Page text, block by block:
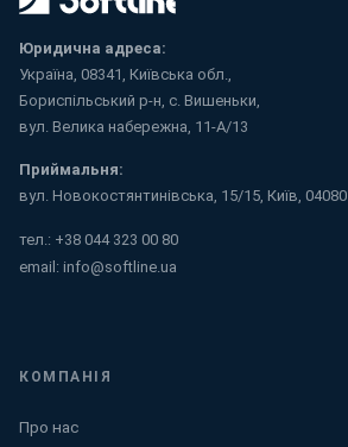
Юридична адреса:
Україна, 08341, Київська обл.,
Бориспільський р-н, с. Вишеньки,
вул. Велика набережна, 11-А/13
Приймальня:
вул. Новокостянтинівська, 15/15, Київ, 04080
тел.: +38 044 323 00 80
email: info@softline.ua
КОМПАНІЯ
Про нас